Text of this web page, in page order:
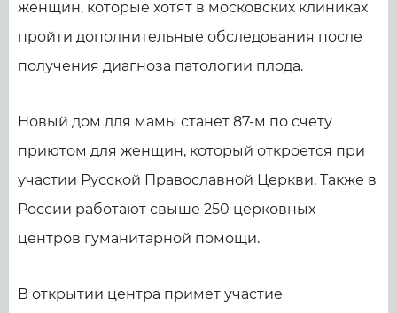
женщин, которые хотят в московских клиниках
пройти дополнительные обследования после
получения диагноза патологии плода.
Новый дом для мамы станет 87-м по счету
приютом для женщин, который откроется при
участии Русской Православной Церкви. Также в
России работают свыше 250 церковных
центров гуманитарной помощи.
В открытии центра примет участие